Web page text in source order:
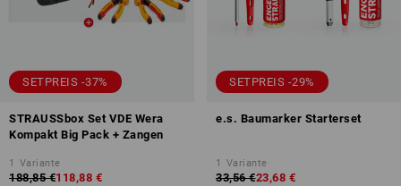
SETPREIS -37%
STRAUSSbox Set VDE Wera
Kompakt Big Pack + Zangen
1 Variante
188,85 €118,88 €
SETPREIS -29%
e.s. Baumarker Starterset
1 Variante
33,56 €23,68 €